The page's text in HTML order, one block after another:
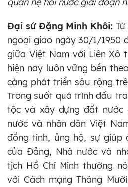
quan hệ hai nước giai đoạn
Đại sứ Đặng Minh Khôi:
ngoại giao ngày 30/1/1950
giữa Việt Nam với Liên Xô
hiện nay luôn vững bền
càng phát triển sâu rộng
Trong suốt quá trình đấu
tộc và xây dựng đất nước
nước và nhân dân Việt
đồng tình, ủng hộ, sự giúp
của Đảng, Nhà nước và
tịch Hồ Chí Minh thường
với Cách mạng Tháng